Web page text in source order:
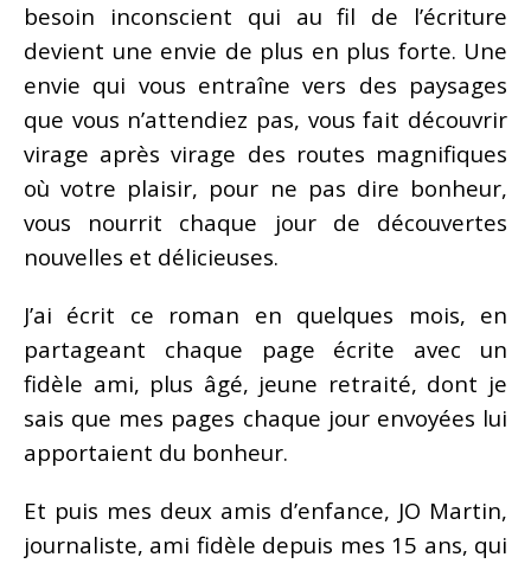
besoin inconscient qui au fil de l’écriture
devient une envie de plus en plus forte. Une
envie qui vous entraîne vers des paysages
que vous n’attendiez pas, vous fait découvrir
virage après virage des routes magnifiques
où votre plaisir, pour ne pas dire bonheur,
vous nourrit chaque jour de découvertes
nouvelles et délicieuses.
J’ai écrit ce roman en quelques mois, en
partageant chaque page écrite avec un
fidèle ami, plus âgé, jeune retraité, dont je
sais que mes pages chaque jour envoyées lui
apportaient du bonheur.
Et puis mes deux amis d’enfance, JO Martin,
journaliste, ami fidèle depuis mes 15 ans, qui